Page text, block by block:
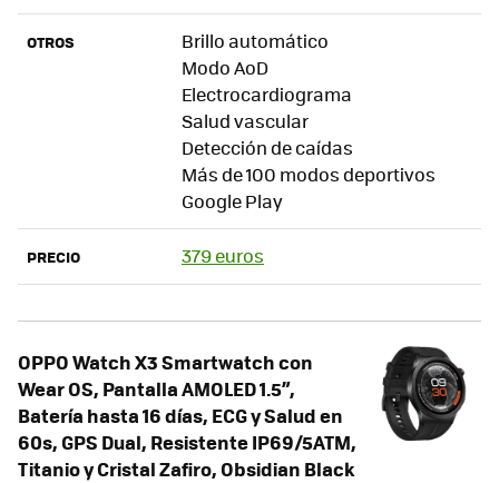
OTROS
Brillo automático
Modo AoD
Electrocardiograma
Salud vascular
Detección de caídas
Más de 100 modos deportivos
Google Play
PRECIO 379 euros
OPPO Watch X3 Smartwatch con
Wear OS, Pantalla AMOLED 1.5”,
Batería hasta 16 días, ECG y Salud en
60s, GPS Dual, Resistente IP69/5ATM,
Titanio y Cristal Zafiro, Obsidian Black